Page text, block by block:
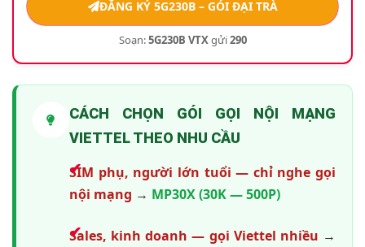
ĐĂNG KÝ 5G230B – GÓI ĐẠI TRÀ
Soạn:5G230B VTXgửi290
CÁCH CHỌN GÓI GỌI NỘI MẠNG
VIETTEL THEO NHU CẦU
SIM phụ, người lớn tuổi — chỉ nghe gọi
nội mạng → MP30X (30K — 500P)
Sales, kinh doanh — gọi Viettel nhiều →